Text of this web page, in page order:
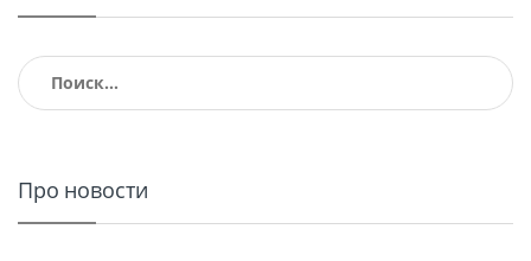
Найти:
Про новости